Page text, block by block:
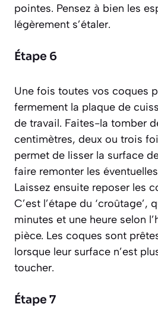
pointes. Pensez à bien les
légèrement s’étaler.
Étape 6
Une fois toutes vos coques
fermement la plaque de
de travail. Faites-la tomber
centimètres, deux ou trois
permet de lisser la surface
faire remonter les
Laissez ensuite reposer les
C’est l’étape du ‘croûtage’,
minutes et une heure selon
pièce. Les coques sont
lorsque leur surface n’est
toucher.
Étape 7